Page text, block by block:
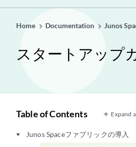
Home Documentation Junos
スタートアップ
Table of Contents Expand
play_arrow
Junos Spaceファブリックの導入